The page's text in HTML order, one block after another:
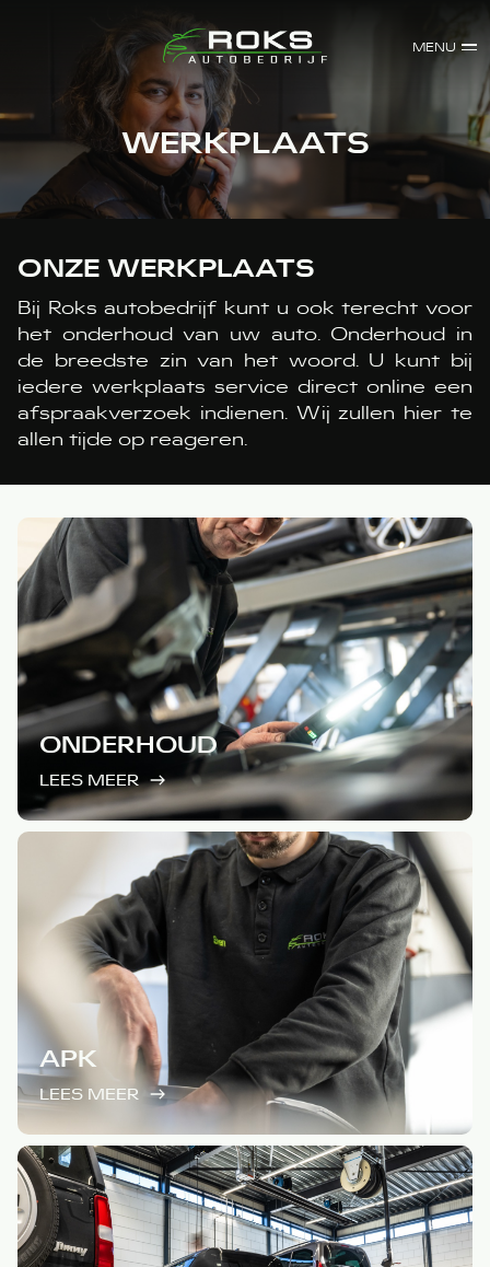
MENU
WERKPLAATS
ONZE WERKPLAATS
Bij Roks autobedrijf kunt u ook terecht voor
het onderhoud van uw auto. Onderhoud in
de breedste zin van het woord. U kunt bij
iedere werkplaats service direct online een
afspraakverzoek indienen. Wij zullen hier te
allen tijde op reageren.
ONDERHOUD
LEES MEER
APK
LEES MEER